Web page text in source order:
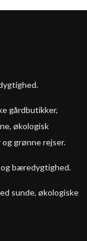
gårdbutikker,
økologisk
grønne rejser.
bæredygtighed.
sunde, økologiske